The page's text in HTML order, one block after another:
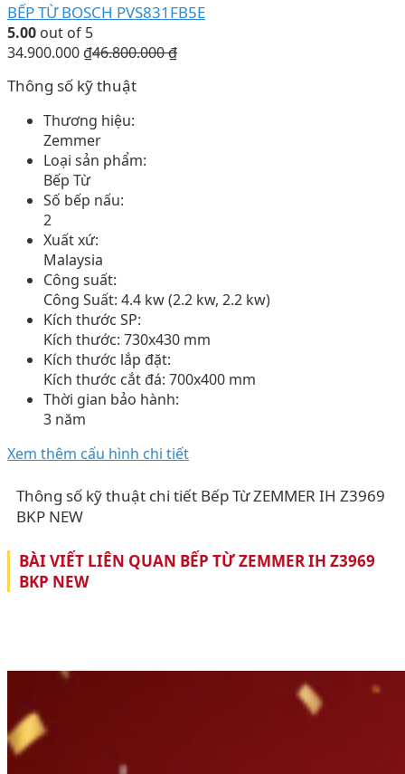
BẾP TỪ BOSCH PVS831FB5E
5.00 out of 5
34.900.000 ₫46.800.000₫
Thông số kỹ thuật
Thương hiệu:
Zemmer
Loại sản phẩm:
Bếp Từ
Số bếp nấu:
2
Xuất xứ:
Malaysia
Công suất:
Công Suất: 4.4 kw (2.2 kw, 2.2 kw)
Kích thước SP:
Kích thước: 730x430 mm
Kích thước lắp đặt:
Kích thước cắt đá: 700x400 mm
Thời gian bảo hành:
3 năm
Xem thêm cấu hình chi tiết
Thông số kỹ thuật chi tiết Bếp Từ ZEMMER IH Z3969
BKP NEW
BÀI VIẾT LIÊN QUAN BẾP TỪ ZEMMER IH Z3969
BKP NEW